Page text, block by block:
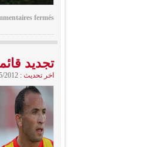
fermés
تجديد
اخر تحديث : 21/05/2012